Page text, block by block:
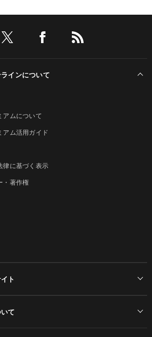
インについて
アムについて
アム活用ガイド
律に基づく表示
・著作権
ト
て